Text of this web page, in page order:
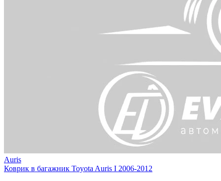
Auris
Коврик в багажник Toyota Auris I 2006-2012